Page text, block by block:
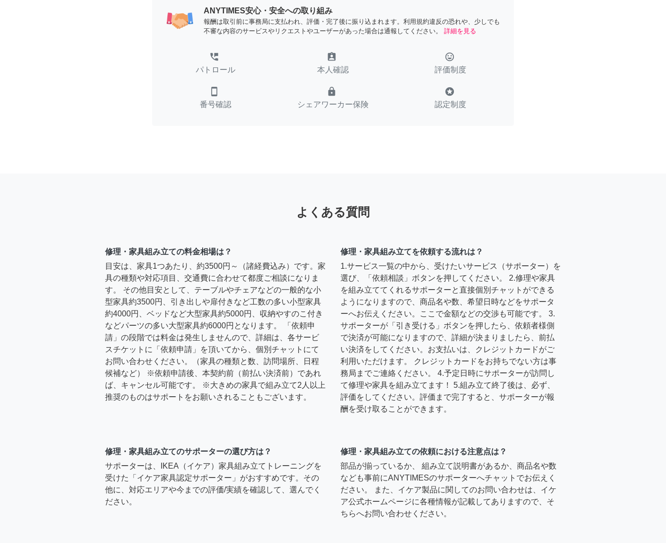
ANYTIMES安心・安全への取り組み
報酬は取引前に事務局に支払われ、評価・完了後に振り込まれます。利用規約違反の恐れや、少しでも
不審な内容のサービスやリクエストやユーザーがあった場合は通報してください。
詳細を見る
perm_phone_msg
パトロール
assignment_ind
本人確認
tag_faces
評価制度
smartphone
番号確認
lock
シェアワーカー保険
stars
認定制度
よくある質問
修理・家具組み立ての料金相場は？
目安は、家具1つあたり、約3500円～（諸経費込み）です。家
具の種類や対応項目、交通費に合わせて都度ご相談になりま
す。 その他目安として、テーブルやチェアなどの一般的な小
型家具約3500円、引き出しや扉付きなど工数の多い小型家具
約4000円、ベッドなど大型家具約5000円、収納やすのこ付き
などパーツの多い大型家具約6000円となります。 「依頼申
請」の段階では料金は発生しませんので、詳細は、各サービ
スチケットに「依頼申請」を頂いてから、個別チャットにて
お問い合わせください。（家具の種類と数、訪問場所、日程
候補など） ※依頼申請後、本契約前（前払い決済前）であれ
ば、キャンセル可能です。 ※大きめの家具で組み立て2人以上
推奨のものはサポートをお願いされることもございます。
修理・家具組み立てを依頼する流れは？
1.サービス一覧の中から、受けたいサービス（サポーター）を
選び、「依頼相談」ボタンを押してください。 2.修理や家具
を組み立ててくれるサポーターと直接個別チャットができる
ようになりますので、商品名や数、希望日時などをサポータ
ーへお伝えください。ここで金額などの交渉も可能です。 3.
サポーターが「引き受ける」ボタンを押したら、依頼者様側
で決済が可能になりますので、詳細が決まりましたら、前払
い決済をしてください。お支払いは、クレジットカードがご
利用いただけます。 クレジットカードをお持ちでない方は事
務局までご連絡ください。 4.予定日時にサポーターが訪問し
て修理や家具を組み立てます！ 5.組み立て終了後は、必ず、
評価をしてください。評価まで完了すると、サポーターが報
酬を受け取ることができます。
修理・家具組み立てのサポーターの選び方は？
サポーターは、IKEA（イケア）家具組み立てトレーニングを
受けた「イケア家具認定サポーター」がおすすめです。その
他に、対応エリアや今までの評価/実績を確認して、選んでく
ださい。
修理・家具組み立ての依頼における注意点は？
部品が揃っているか、 組み立て説明書があるか、商品名や数
なども事前にANYTIMESのサポーターへチャットでお伝えく
ださい。 また、イケア製品に関してのお問い合わせは、イケ
ア公式ホームページに各種情報が記載してありますので、そ
ちらへお問い合わせください。